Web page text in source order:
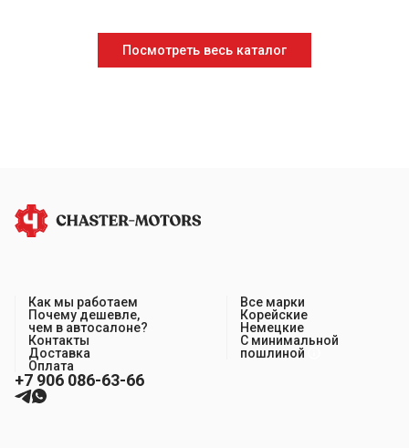
Посмотреть весь каталог
Как мы работаем
Почему дешевле,
чем в автосалоне?
Контакты
Доставка
Оплата
Все марки
Корейские
Немецкие
С минимальной
пошлиной
+7 906 086-63-66